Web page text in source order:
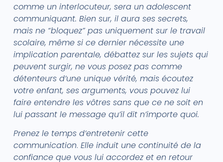
comme un interlocuteur, sera un adolescent
communiquant. Bien sur, il aura ses secrets,
mais ne “bloquez” pas uniquement sur le travail
scolaire, même si ce dernier nécessite une
implication parentale, débattez sur les sujets qui
peuvent surgir, ne vous posez pas comme
détenteurs d’une unique vérité, mais écoutez
votre enfant, ses arguments, vous pouvez lui
faire entendre les vôtres sans que ce ne soit en
lui passant le message qu’il dit n’importe quoi.
Prenez le temps d’entretenir cette
communication. Elle induit une continuité de la
confiance que vous lui accordez et en retour